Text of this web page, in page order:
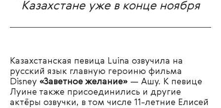
Казахстане уже в конце ноября
Казахстанская певица Luina озвучила на
русский язык главную героиню фильма
Disney «Заветное желание» — Ашу. К певице
Луине также присоединились и другие
актёры озвучки, в том числе 11-летние Елисей